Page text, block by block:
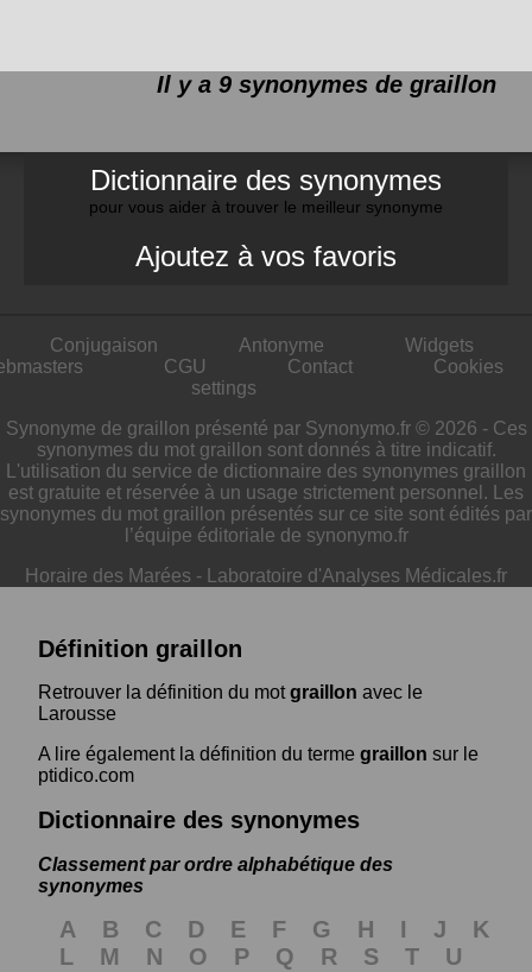
Il y a 9 synonymes de graillon
Dictionnaire des synonymes
pour vous aider à trouver le meilleur synonyme
Ajoutez à vos favoris
Conjugaison Antonyme
Widgets
CGU Contact
Cookies
settings
Synonyme de graillon présenté par Synonymo.fr © 2026 - Ces
synonymes du mot graillon sont donnés à titre indicatif.
L'utilisation du service de dictionnaire des synonymes graillon
est gratuite et réservée à un usage strictement personnel. Les
synonymes du mot graillon présentés sur ce site sont édités par
l’équipe éditoriale de synonymo.fr
Horaire des Marées - Laboratoire d'Analyses Médicales.fr
Définition graillon
Retrouver la définition du motgraillon avec le
Larousse
A lire également la définition du terme graillon sur le
ptidico.com
Dictionnaire des synonymes
Classement par ordre alphabétique des
synonymes
A B C D E F G H I J
K
L
M N O P Q R S T
U